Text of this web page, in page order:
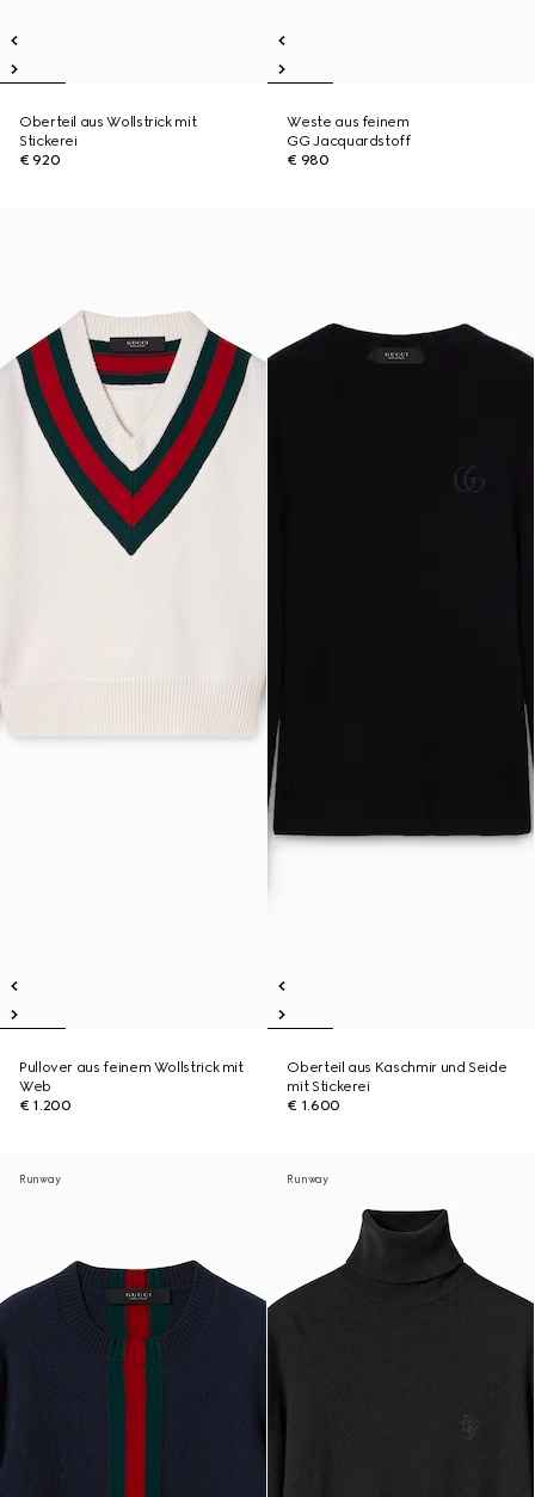
Oberteil aus Wollstrick mit
Stickerei
€ 920
Weste aus feinem
GG Jacquardstoff
€ 980
Pullover aus feinem Wollstrick mit
Web
€ 1.200
Oberteil aus Kaschmir und Seide
mit Stickerei
€ 1.600
Runway Runway